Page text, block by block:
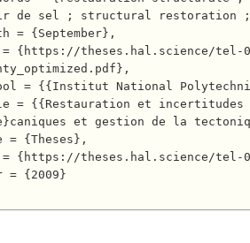
de sel ; structural restoration ;
et gestion de la